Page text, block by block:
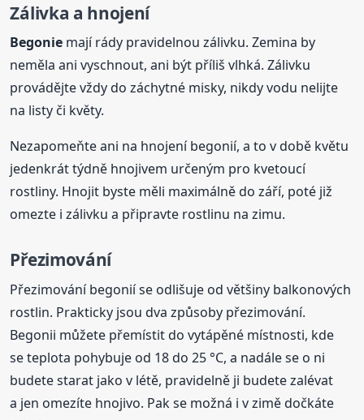
Zálivka a hnojení
Begonie mají rády pravidelnou zálivku. Zemina by
neměla ani vyschnout, ani být příliš vlhká. Zálivku
provádějte vždy do záchytné misky, nikdy vodu nelijte
na listy či květy.
Nezapomeňte ani na hnojení begonií, a to v době květu
jedenkrát týdně hnojivem určeným pro kvetoucí
rostliny. Hnojit byste měli maximálně do září, poté již
omezte i zálivku a připravte rostlinu na zimu.
Přezimování
Přezimování begonií se odlišuje od většiny balkonových
rostlin. Prakticky jsou dva způsoby přezimování.
Begonii můžete přemístit do vytápěné místnosti, kde
se teplota pohybuje od 18 do 25 °C, a nadále se o ni
budete starat jako v létě, pravidelně ji budete zalévat
a jen omezíte hnojivo. Pak se možná i v zimě dočkáte